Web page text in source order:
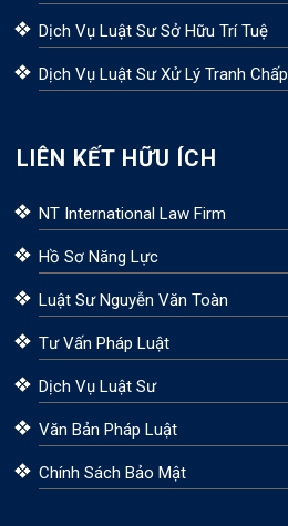
Dịch Vụ Luật Sư Sở Hữu Trí Tuệ
Dịch Vụ Luật Sư Xử Lý Tranh Chấp
LIÊN KẾT HỮU ÍCH
NT International Law Firm
Hồ Sơ Năng Lực
Luật Sư Nguyễn Văn Toàn
Tư Vấn Pháp Luật
Dịch Vụ Luật Sư
Văn Bản Pháp Luật
Chính Sách Bảo Mật